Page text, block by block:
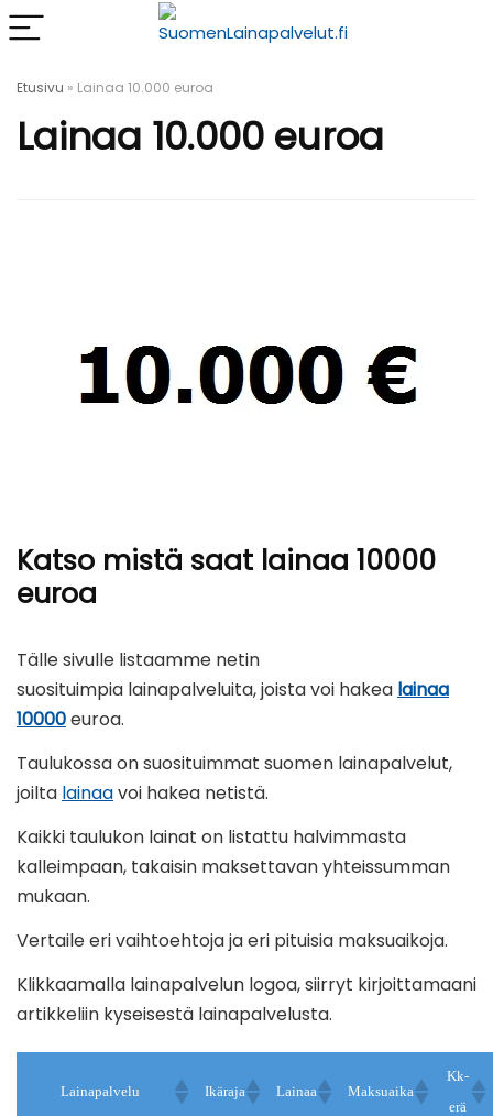
Etusivu » Lainaa 10.000 euroa
Lainaa 10.000 euroa
Katso mistä saat lainaa 10000
euroa
Tälle sivulle listaamme netin
suosituimpia lainapalveluita, joista voi hakea lainaa
10000euroa.
Taulukossa on suosituimmat suomen lainapalvelut,
joilta lainaavoi hakea netistä.
Kaikki taulukon lainat on listattu halvimmasta
kalleimpaan, takaisin maksettavan yhteissumman
mukaan.
Vertaile eri vaihtoehtoja ja eri pituisia maksuaikoja.
Klikkaamalla lainapalvelun logoa, siirryt kirjoittamaani
artikkeliin kyseisestä lainapalvelusta.
Lainapalvelu Ikäraja Lainaa Maksuaika
Kk-
erä